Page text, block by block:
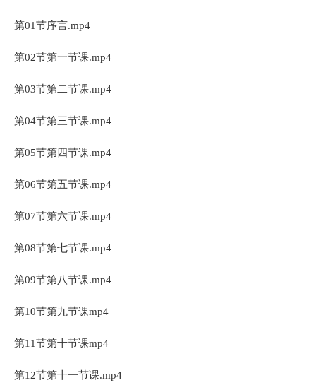
第01节序言.mp4
第02节第一节课.mp4
第03节第二节课.mp4
第04节第三节课.mp4
第05节第四节课.mp4
第06节第五节课.mp4
第07节第六节课.mp4
第08节第七节课.mp4
第09节第八节课.mp4
第10节第九节课mp4
第11节第十节课mp4
第12节第十一节课.mp4